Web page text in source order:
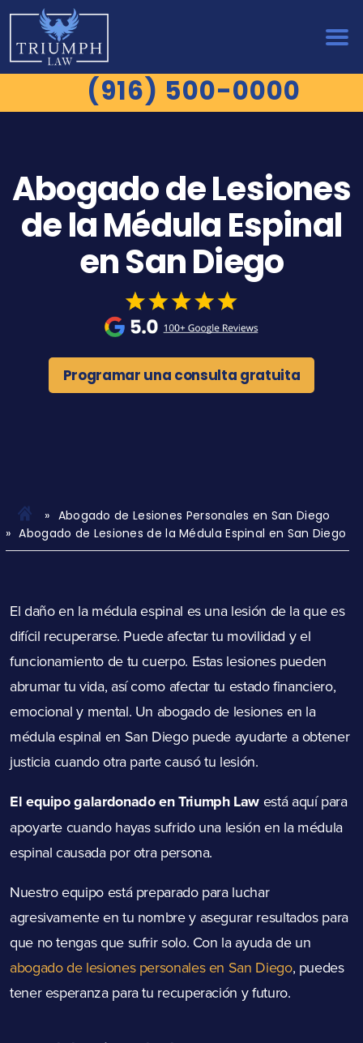
(916) 500-0000
Abogado de Lesiones
de la Médula Espinal
en San Diego
Programar una consulta gratuita
Abogado de Lesiones Personales en San Diego
Abogado de Lesiones de la Médula Espinal en San Diego
El daño en la médula espinal es una lesión de la que es
difícil recuperarse. Puede afectar tu movilidad y el
funcionamiento de tu cuerpo. Estas lesiones pueden
abrumar tu vida, así como afectar tu estado financiero,
emocional y mental. Un abogado de lesiones en la
médula espinal en San Diego puede ayudarte a obtener
justicia cuando otra parte causó tu lesión.
El equipo galardonado en Triumph Law está aquí para
apoyarte cuando hayas sufrido una lesión en la médula
espinal causada por otra persona.
Nuestro equipo está preparado para luchar
agresivamente en tu nombre y asegurar resultados para
que no tengas que sufrir solo. Con la ayuda de un
abogado de lesiones personales en San Diego, puedes
tener esperanza para tu recuperación y futuro.